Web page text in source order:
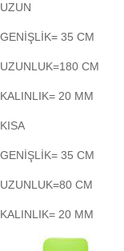
UZUN
GENİŞLİK= 35 CM
UZUNLUK=180 CM
KALINLIK= 20 MM
KISA
GENİŞLİK= 35 CM
UZUNLUK=80 CM
KALINLIK= 20 MM